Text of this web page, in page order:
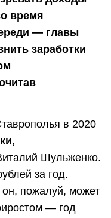
время
— главы
заработки
в 2020
Шульженко.
за год.
пожалуй, может
— год